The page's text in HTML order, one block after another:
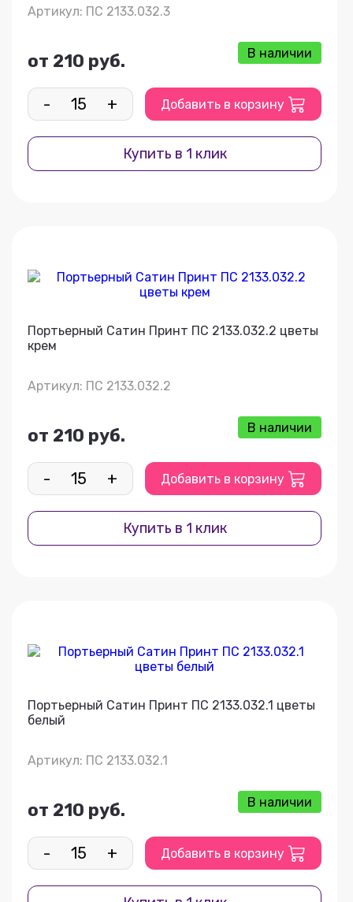
Артикул: ПС 2133.032.3
от 210 руб. В наличии
- + Добавить в корзину
Купить в 1 клик
Портьерный Сатин Принт ПС 2133.032.2 цветы
крем
Артикул: ПС 2133.032.2
от 210 руб. В наличии
- + Добавить в корзину
Купить в 1 клик
Портьерный Сатин Принт ПС 2133.032.1 цветы
белый
Артикул: ПС 2133.032.1
от 210 руб. В наличии
- + Добавить в корзину